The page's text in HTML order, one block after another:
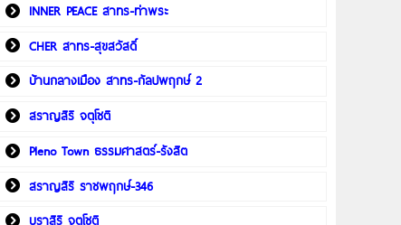
INNER PEACE สาทร-ท่าพระ
CHER สาทร-สุขสวัสดิ์
บ้านกลางเมือง สาทร-กัลปพฤกษ์ 2
สราญสิริ จตุโชติ
Pleno Town ธรรมศาสตร์-รังสิต
สราญสิริ ราชพฤกษ์-346
บุราสิริ จตุโชติ